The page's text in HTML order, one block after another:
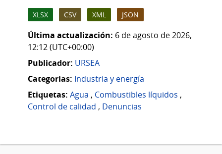
XLSX CSV XML JSON
Última actualización: 6 de agosto de 2026,
12:12 (UTC+00:00)
Publicador: URSEA
Categorias: Industria y energía
Etiquetas: Agua , Combustibles líquidos ,
Control de calidad , Denuncias